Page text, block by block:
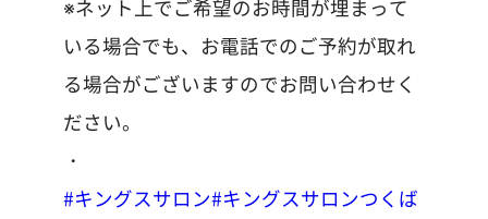
※ネット上でご希望のお時間が埋まって
いる場合でも、お電話でのご予約が取れ
る場合がございますのでお問い合わせく
ださい。
・
#キングスサロン#キングスサロンつくば